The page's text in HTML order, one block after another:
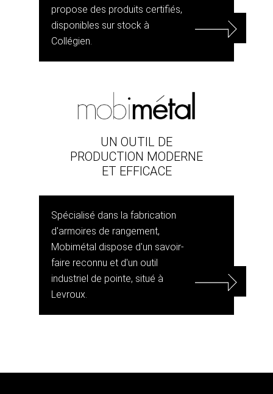
propose des produits certifiés,
disponibles sur stock à
Collégien.
UN OUTIL DE
PRODUCTION MODERNE
ET EFFICACE
Spécialisé dans la fabrication
d'armoires de rangement,
Mobimétal dispose d'un savoir-
faire reconnu et d'un outil
industriel de pointe, situé à
Levroux.